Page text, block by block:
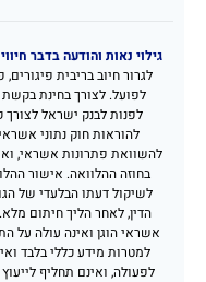
גילוי נאות והודעה בדבר
לגרור חיוב בריבית
לפועל. לצורך בחינת
לפנות לבנק ישראל
להשוואת פתרונות אשראי,
בחוזה ההלוואה. אישור
לשיקול דעתו הבלעדי של
הדין, לאחר הליך חיתום
אשראי הוגן ואינה עולה על
למטרות מידע כללי בלבד
לפעולה, ואינם תחליף